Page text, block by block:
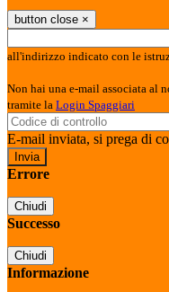
button close ×
all'indirizzo indicato con le
Non hai una e-mail associata al
tramite la Login Spaggiari
E-mail inviata, si prega di
Errore
Chiudi
Successo
Chiudi
Informazione